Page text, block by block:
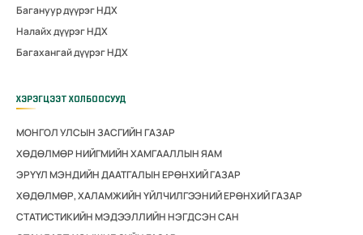
Багануур дүүрэг НДХ
Налайх дүүрэг НДХ
Багахангай дүүрэг НДХ
ХЭРЭГЦЭЭТ ХОЛБООСУУД
МОНГОЛ УЛСЫН ЗАСГИЙН ГАЗАР
ХӨДӨЛМӨР НИЙГМИЙН ХАМГААЛЛЫН ЯАМ
ЭРҮҮЛ МЭНДИЙН ДААТГАЛЫН ЕРӨНХИЙ ГАЗАР
ХӨДӨЛМӨР, ХАЛАМЖИЙН ҮЙЛЧИЛГЭЭНИЙ ЕРӨНХИЙ ГАЗАР
СТАТИСТИКИЙН МЭДЭЭЛЛИЙН НЭГДСЭН САН